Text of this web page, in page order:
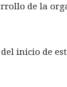
de la
inicio de